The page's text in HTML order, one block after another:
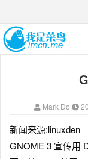
Mark Do
新闻来源:linuxden
GNOME 3 宣传用